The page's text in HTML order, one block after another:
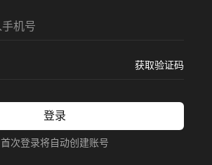
获取验证码
登录
首次登录将自动创建账号